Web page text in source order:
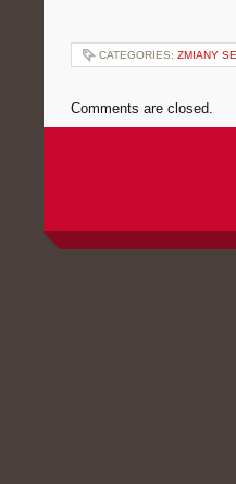
CATEGORIES: ZMIANY
Comments are closed.